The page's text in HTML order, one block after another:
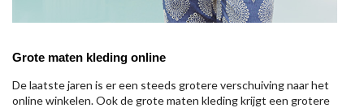
Grote maten kleding online
De laatste jaren is er een steeds grotere verschuiving naar het
online winkelen. Ook de grote maten kleding krijgt een grotere